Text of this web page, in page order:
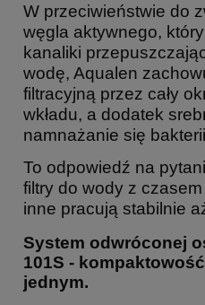
W przeciwieństwie do
węgla aktywnego,
kanaliki
wodę, Aqualen
filtracyjną przez cały
wkładu, a dodatek
namnażanie się
To odpowiedź na
filtry do wody z
inne pracują stabilnie
System odwróconej
101S -
jednym.